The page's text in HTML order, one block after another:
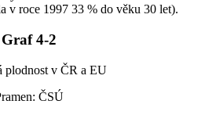
v roce 1997 33 % do věku 30 let).
Graf 4-2
ČSÚ